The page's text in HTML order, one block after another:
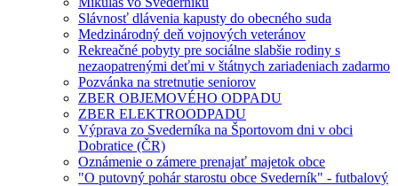
Slávnosť dlávenia kapusty do obecného suda
Medzinárodný deň vojnových veteránov
Rekreačné pobyty pre sociálne slabšie rodiny s
nezaopatrenými deťmi v štátnych zariadeniach zadarmo
Pozvánka na stretnutie seniorov
ZBER OBJEMOVÉHO ODPADU
ZBER ELEKTROODPADU
Výprava zo Svederníka na Športovom dni v obci
Dobratice (ČR)
Oznámenie o zámere prenajať majetok obce
"O putovný pohár starostu obce Svederník" - futbalový